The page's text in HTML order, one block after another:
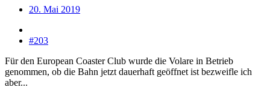
20. Mai 2019
#203
Für den European Coaster Club wurde die Volare in Betrieb
genommen, ob die Bahn jetzt dauerhaft geöffnet ist bezweifle ich
aber...